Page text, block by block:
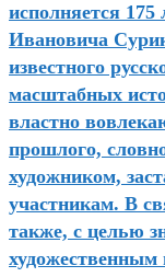
исполняется
Ивановича
известного
масштабных
властно
прошлого,
художником,
участникам. В
также, с целью
художественным